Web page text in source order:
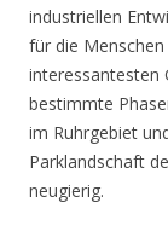
industriellen
für die
interessantesten
bestimmte
im Ruhrgebiet
Parklandschaft
neugierig.